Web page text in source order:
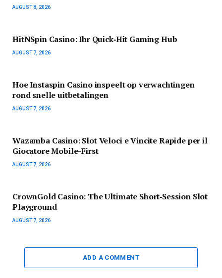
AUGUST 8, 2026
HitNSpin Casino: Ihr Quick‑Hit Gaming Hub
AUGUST 7, 2026
Hoe Instaspin Casino inspeelt op verwachtingen
rond snelle uitbetalingen
AUGUST 7, 2026
Wazamba Casino: Slot Veloci e Vincite Rapide per il
Giocatore Mobile-First
AUGUST 7, 2026
CrownGold Casino: The Ultimate Short‑Session Slot
Playground
AUGUST 7, 2026
ADD A COMMENT